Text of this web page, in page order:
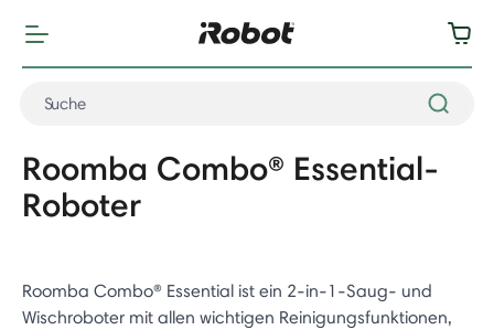
Roomba Combo® Essential-
Roboter
Roomba Combo® Essential ist ein 2-in-1-Saug- und
Wischroboter mit allen wichtigen Reinigungsfunktionen,